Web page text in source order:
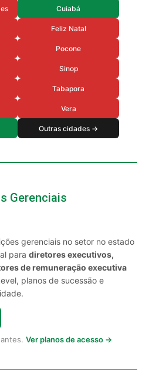
Cuiabá
Feliz Natal
Pocone
Sinop
Tabapora
Vera
Outras cidades →
Gerenciais
gerenciais no setor no estado
para diretores executivos,
de remuneração executiva
planos de sucessão e
Ver planos de acesso →